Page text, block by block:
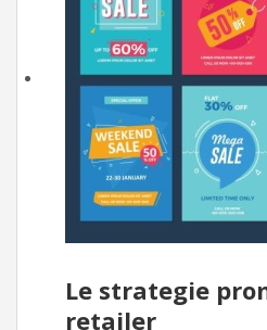
Le strategie
retailer